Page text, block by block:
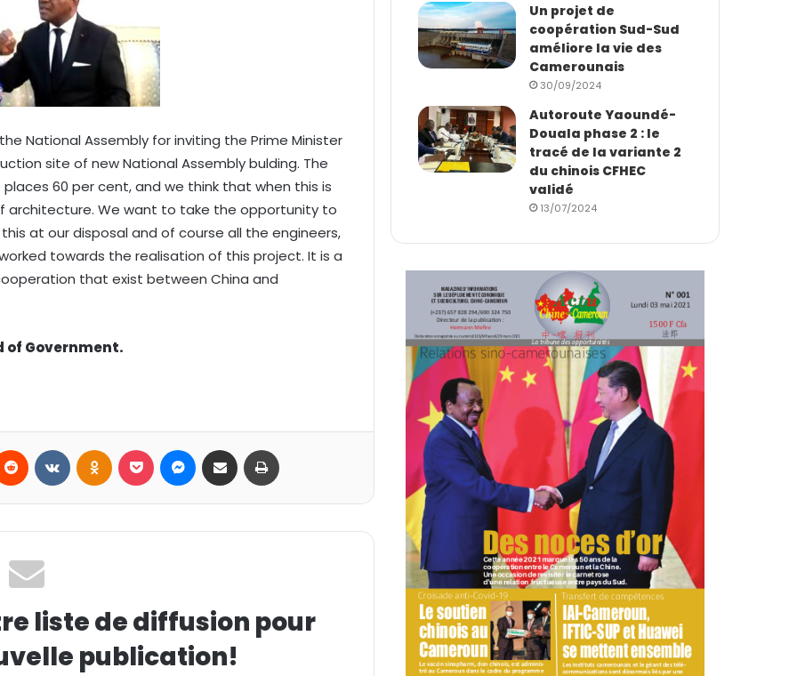
National Assembly for inviting the Prime Minister
site of new National Assembly bulding. The
60 per cent, and we think that when this is
architecture. We want to take the opportunity to
at our disposal and of course all the engineers,
towards the realisation of this project. It is a
that exist between China and
of Government.
liste de diffusion pour
publication!
Un projet de
coopération Sud-Sud
améliore la vie des
Camerounais
30/09/2024
Autoroute Yaoundé-
Douala phase 2 : le
tracé de la variante 2
du chinois CFHEC
validé
13/07/2024